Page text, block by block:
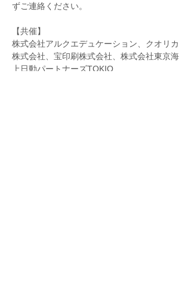
ずご連絡ください。
【共催】
株式会社アルクエデュケーション、クオリカ
株式会社、宝印刷株式会社、株式会社東京海
上日動パートナーズTOKIO